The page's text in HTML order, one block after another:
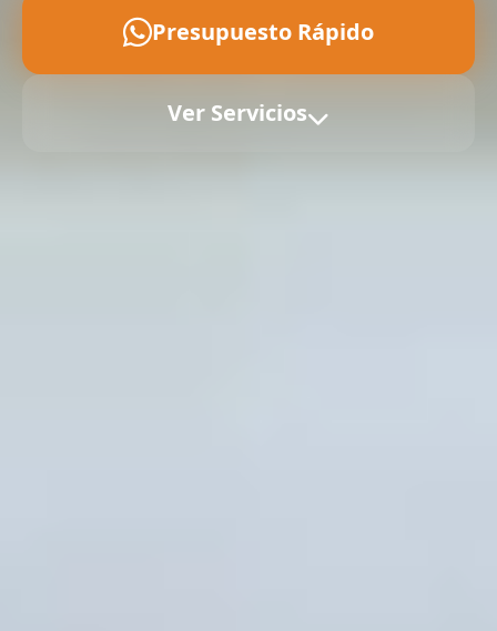
Presupuesto Rápido
Ver Servicios